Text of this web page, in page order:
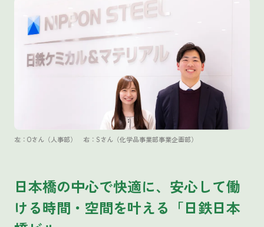
左：Oさん（人事部） 右：Sさん（化学品事業部事業企画部）
日本橋の中心で快適に、 安心して働
ける時間・空間を叶える 「日鉄日本